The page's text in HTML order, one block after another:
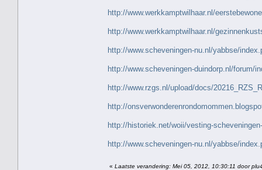
http://www.werkkamptwilhaar.nl/
http://www.werkkamptwilhaar.nl/
http://www.scheveningen-nu.nl/yabbse/
http://www.scheveningen-duindorp.nl/forum/
http://www.rzgs.nl/upload/docs/
http://
http://historiek.net/woii/vesting-
http://www.scheveningen-nu.nl/yabbse/
« Laatste verandering: Mei 05, 2012, 10:30:11 door